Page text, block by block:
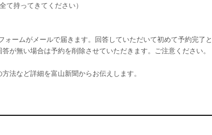
持ってきてください）
ームがメールで届きます。回答していただいて初めて予約完了
が無い場合は予約を削除させていただきます。ご注意ください。
法など詳細を富山新聞からお伝えします。